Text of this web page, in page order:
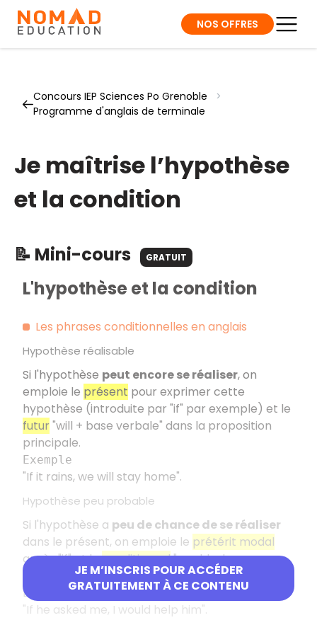
NOS OFFRES
Concours IEP Sciences Po Grenoble
>
Programme d'anglais de terminale
Je maîtrise l’hypothèse
et la condition
📝 Mini-cours GRATUIT
JE M’INSCRIS POUR ACCÉDER
GRATUITEMENT À CE CONTENU
L'hypothèse et la condition
Les phrases conditionnelles en anglais
Hypothèse réalisable
Si l'hypothèse peut encore se réaliser, on
emploie le présent pour exprimer cette
hypothèse (introduite par "if" par exemple) et le
futur "will + base verbale" dans la proposition
principale.
Exemple
"If it rains, we will stay home".
Hypothèse peu probable
Si l'hypothèse a peu de chance de se réaliser
dans le présent, on emploie le prétérit modal
après "if" et leconditionnel"would + base
verbale" dans la proposition principale.
Exemple
"If he asked me, I would help him".